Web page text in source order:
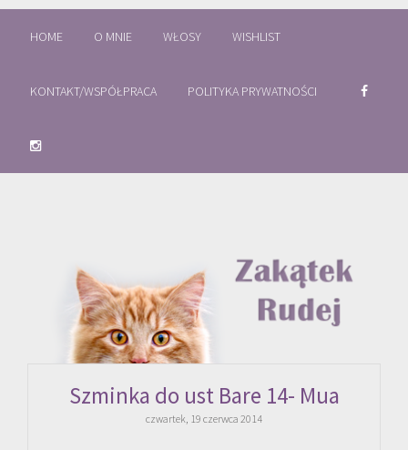
HOME O MNIE WŁOSY WISHLIST
KONTAKT/WSPÓŁPRACA POLITYKA PRYWATNOŚCI
Szminka do ust Bare 14- Mua
czwartek, 19 czerwca 2014